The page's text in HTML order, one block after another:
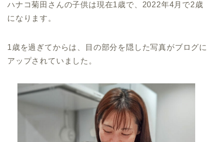
ハナコ菊田さんの子供は現在1歳で、2022年4月で2歳
になります。
1歳を過ぎてからは、目の部分を隠した写真がブログに
アップされていました。